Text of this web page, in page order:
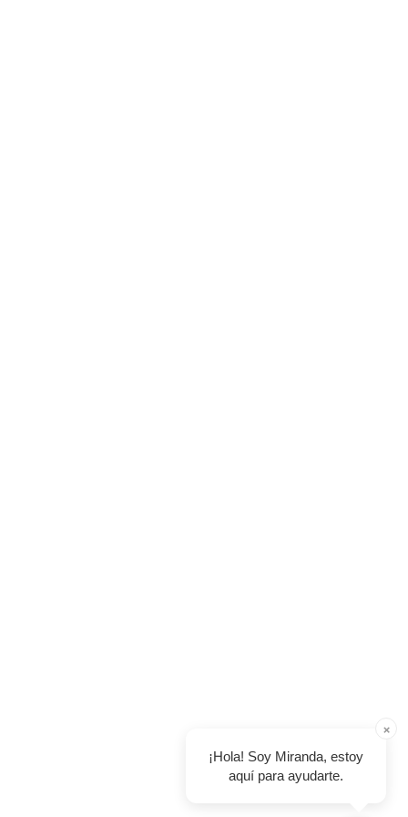
×
¡Hola! Soy Miranda, estoy
aquí para ayudarte.